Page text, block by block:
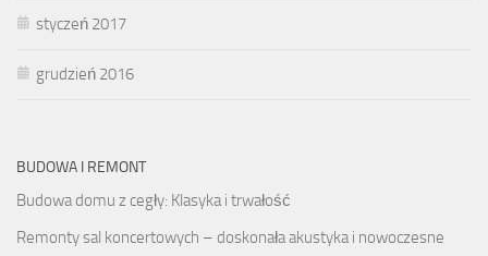
styczeń 2017
grudzień 2016
BUDOWA I REMONT
Budowa domu z cegły: Klasyka i trwałość
Remonty sal koncertowych – doskonała akustyka i nowoczesne